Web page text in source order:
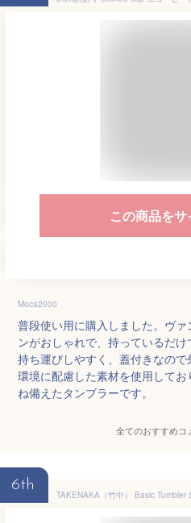
この商品を
Moca2000
普段使い用に購入しました。ヴ
ンがおしゃれで、持っているだ
持ち運びしやすく、蓋付きなので
環境に配慮した素材を使用して
ね備えたタンブラーです。
全てのおすすめコ
6th